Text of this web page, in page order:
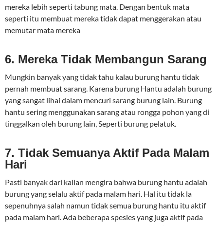
mereka lebih seperti tabung mata. Dengan bentuk mata
seperti itu membuat mereka tidak dapat menggerakan atau
memutar mata mereka
6. Mereka Tidak Membangun Sarang
Mungkin banyak yang tidak tahu kalau burung hantu tidak
pernah membuat sarang. Karena burung Hantu adalah burung
yang sangat lihai dalam mencuri sarang burung lain. Burung
hantu sering menggunakan sarang atau rongga pohon yang di
tinggalkan oleh burung lain, Seperti burung pelatuk.
7. Tidak Semuanya Aktif Pada Malam
Hari
Pasti banyak dari kalian mengira bahwa burung hantu adalah
burung yang selalu aktif pada malam hari. Hal itu tidak la
sepenuhnya salah namun tidak semua burung hantu itu aktif
pada malam hari. Ada beberapa spesies yang juga aktif pada